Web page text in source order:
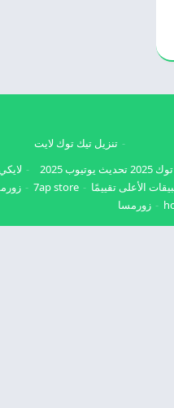
2025
تنزيل تيك توك لايت
تحديث يوتيوب 2025
الأعلى تقييمًا 7ap store
زورمسا